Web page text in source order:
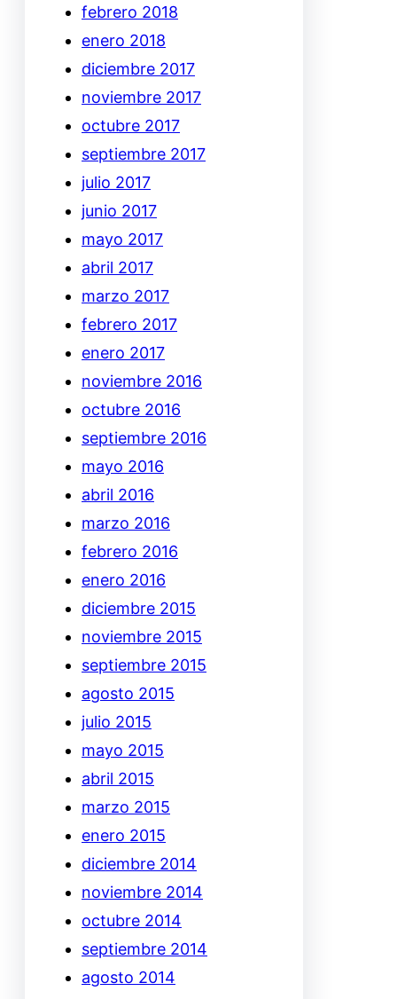
febrero 2018
enero 2018
diciembre 2017
noviembre 2017
octubre 2017
septiembre 2017
julio 2017
junio 2017
mayo 2017
abril 2017
marzo 2017
febrero 2017
enero 2017
noviembre 2016
octubre 2016
septiembre 2016
mayo 2016
abril 2016
marzo 2016
febrero 2016
enero 2016
diciembre 2015
noviembre 2015
septiembre 2015
agosto 2015
julio 2015
mayo 2015
abril 2015
marzo 2015
enero 2015
diciembre 2014
noviembre 2014
octubre 2014
septiembre 2014
agosto 2014